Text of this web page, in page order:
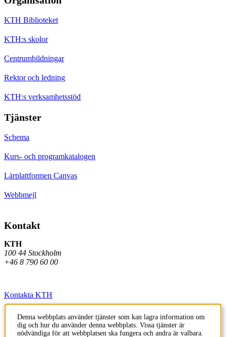
KTH Biblioteket
KTH:s skolor
Centrumbildningar
Rektor och ledning
KTH:s verksamhetsstöd
Tjänster
Schema
Kurs- och programkatalogen
Lärplattformen Canvas
Webbmejl
Kontakt
KTH
100 44 Stockholm
+46 8 790 60 00
Kontakta KTH
Jobba på KTH
Press och media
Denna webbplats använder tjänster som kan lagra information om
dig och hur du använder denna webbplats. Vissa tjänster är
nödvändiga för att webbplatsen ska fungera och andra är valbara.